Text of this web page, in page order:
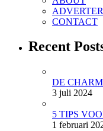
CONTACT
Recent
DE
3 juli 2024
5 TIPS
1 februari